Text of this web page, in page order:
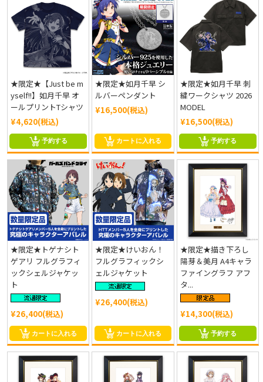
★限定★【Just be m
yself!!】如月千早 オ
ールプリントTシャツ
¥4,620(税込)
予約する
★限定★如月千早 シ
ルバーペンダント
¥16,500(税込)
カートに入れる
★限定★如月千早 刺
繍ワークシャツ 2026
MODEL
¥16,500(税込)
予約する
★限定★トゲナシト
ゲアリ フルグラフィ
ックシェルジャケッ
ト
¥26,400(税込)
カートに入れる
★限定★けいおん！
フルグラフィックシ
ェルジャケット
¥26,400(税込)
カートに入れる
★限定★描き下ろし
陽芽＆美月 A4キャラ
ファイングラフ アフ
タ...
¥14,300(税込)
予約する